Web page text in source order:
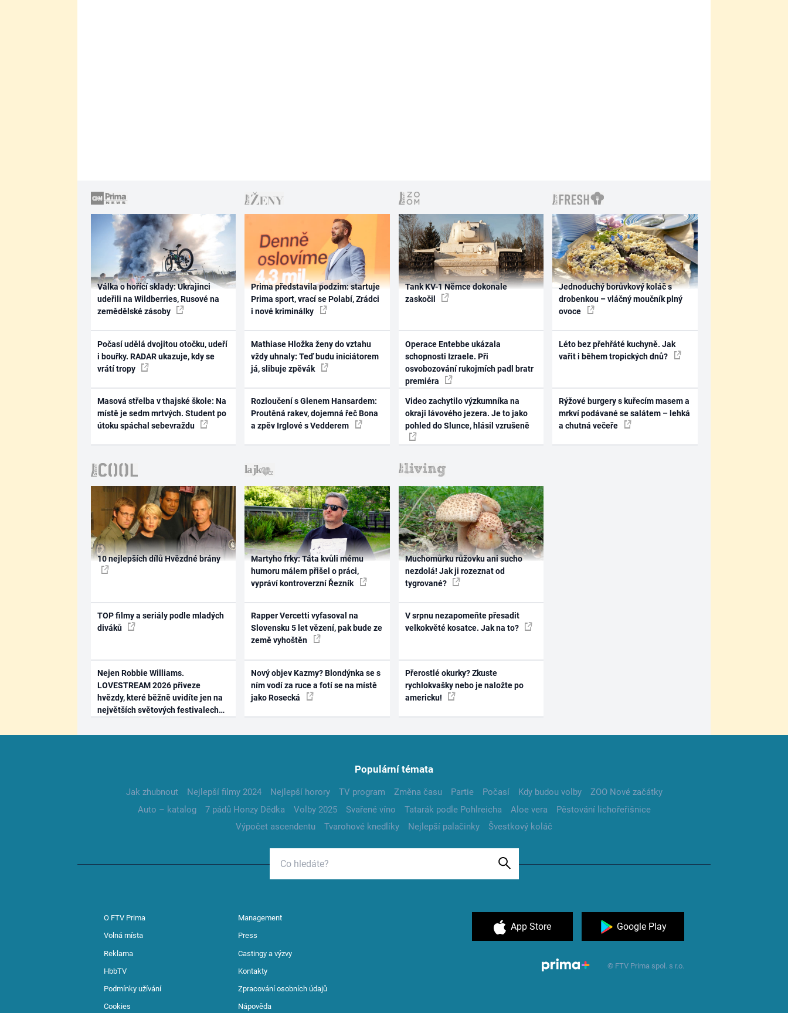
Válka o hořící sklady: Ukrajinci
udeřili na Wildberries, Rusové na
zemědělské zásoby
Počasí udělá dvojitou otočku, udeří
i bouřky. RADAR ukazuje, kdy se
vrátí tropy
Masová střelba v thajské škole: Na
místě je sedm mrtvých. Student po
útoku spáchal sebevraždu
Prima představila podzim: startuje
Prima sport, vrací se Polabí, Zrádci
i nové kriminálky
Mathiase Hložka ženy do vztahu
vždy uhnaly: Teď budu iniciátorem
já, slibuje zpěvák
Rozloučení s Glenem Hansardem:
Proutěná rakev, dojemná řeč Bona
a zpěv Irglové s Vedderem
Tank KV-1 Němce dokonale
zaskočil
Operace Entebbe ukázala
schopnosti Izraele. Při
osvobozování rukojmích padl bratr
premiéra
Video zachytilo výzkumníka na
okraji lávového jezera. Je to jako
pohled do Slunce, hlásil vzrušeně
Jednoduchý borůvkový koláč s
drobenkou – vláčný moučník plný
ovoce
Léto bez přehřáté kuchyně. Jak
vařit i během tropických dnů?
Rýžové burgery s kuřecím masem a
mrkví podávané se salátem – lehká
a chutná večeře
10 nejlepších dílů Hvězdné brány
TOP filmy a seriály podle mladých
diváků
Nejen Robbie Williams.
LOVESTREAM 2026 přiveze
hvězdy, které běžně uvidíte jen na
největších světových festivalech
Martyho frky: Táta kvůli mému
humoru málem přišel o práci,
vypráví kontroverzní Řezník
Rapper Vercetti vyfasoval na
Slovensku 5 let vězení, pak bude ze
země vyhoštěn
Nový objev Kazmy? Blondýnka se s
ním vodí za ruce a fotí se na místě
jako Rosecká
Muchomůrku růžovku ani sucho
nezdolá! Jak ji rozeznat od
tygrované?
V srpnu nezapomeňte přesadit
velkokvěté kosatce. Jak na to?
Přerostlé okurky? Zkuste
rychlokvašky nebo je naložte po
americku!
Populární témata
Jak zhubnout Nejlepší filmy 2024 Nejlepší horory TV program Změna času Partie Počasí Kdy budou volby
ZOO Nové začátky
Auto – katalog
7 pádů Honzy Dědka Volby 2025 Svařené víno Tatarák podle Pohlreicha Aloe vera
Pěstování lichořeřišnice
Výpočet ascendentu
Tvarohové knedlíky Nejlepší palačinky Švestkový koláč
O FTV Prima Management
Volná místa Press
Reklama Castingy a výzvy
HbbTV Kontakty
Podmínky užívání Zpracování osobních údajů
Cookies Nápověda
App Store Google Play
© FTV Prima spol. s r.o.